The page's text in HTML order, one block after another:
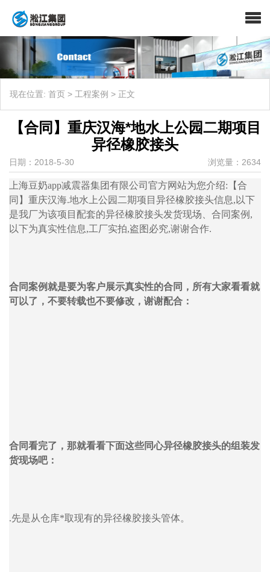
现在位置: 首页 > 工程案例 > 正文
【合同】重庆汉海*地水上公园二期项目
异径橡胶接头
日期：2018-5-30 浏览量：2634
上海豆奶app减震器集团有限公司官方网站为您介绍:【合
同】重庆汉海.地水上公园二期项目异径橡胶接头信息,以下
是我厂为该项目配套的异径橡胶接头发货现场、合同案例,
以下为真实性信息,工厂实拍,盗图必究,谢谢合作.
合同案例就是要为客户展示真实性的合同，所有大家看看就
可以了，不要转载也不要修改，谢谢配合：
合同看完了，那就看看下面这些同心异径橡胶接头的组装发
货现场吧：
.先是从仓库*取现有的异径橡胶接头管体。